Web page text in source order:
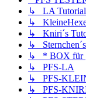
↳ LA
↳
↳ Kniri´s
↳
↳ * BOX für
↳ PFS-LA
↳ PFS-
↳ PFS-